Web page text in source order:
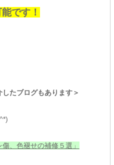
です！
たブログもあります＞
、色褪せの補修５選」